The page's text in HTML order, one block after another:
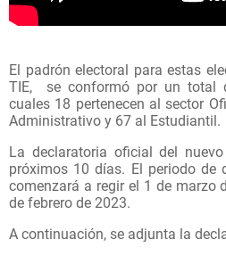
El padrón electoral para estas
TIE, se conformó por un total
cuales 18 pertenecen al sector
Administrativo y 67 al Estudiantil.
La declaratoria oficial del
próximos 10 días. El periodo de
comenzará a regir el 1 de marzo
de febrero de 2023.
A continuación, se adjunta la